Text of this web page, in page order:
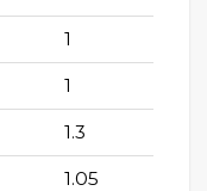
1
1
1.3
1.05